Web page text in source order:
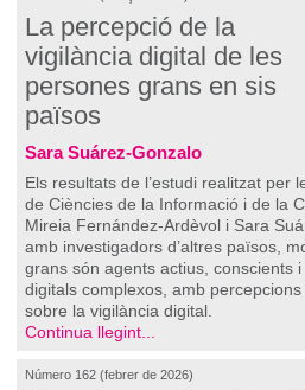
La percepció de la
vigilància digital de les
persones grans en sis
països
Sara Suárez-Gonzalo
Els resultats de l’estudi realitzat per
de Ciències de la Informació i de la
Mireia Fernández-Ardèvol i Sara
amb investigadors d’altres països,
grans són agents actius, conscients
digitals complexos, amb
sobre la vigilància digital.
Continua llegint...
Número 162 (febrer de 2026)